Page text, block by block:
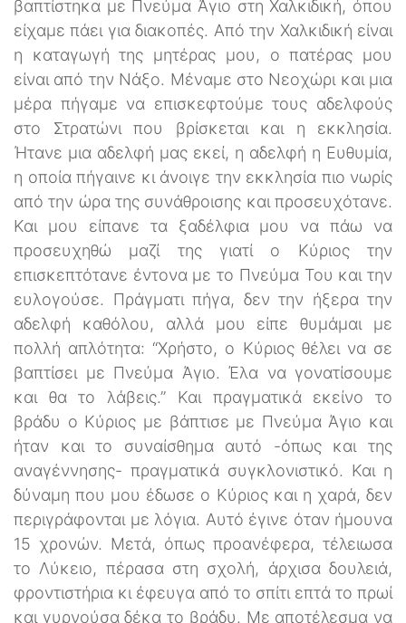
βαπτίστηκα με Πνεύμα Άγιο στη Χαλκιδική, όπου
είχαμε πάει για διακοπές. Από την Χαλκιδική είναι
η καταγωγή της μητέρας μου, ο πατέρας μου
είναι από την Νάξο. Μέναμε στο Νεοχώρι και μια
μέρα πήγαμε να επισκεφτούμε τους αδελφούς
στο Στρατώνι που βρίσκεται και η εκκλησία.
Ήτανε μια αδελφή μας εκεί, η αδελφή η Ευθυμία,
η οποία πήγαινε κι άνοιγε την εκκλησία πιο νωρίς
από την ώρα της συνάθροισης και προσευχότανε.
Και μου είπανε τα ξαδέλφια μου να πάω να
προσευχηθώ μαζί της γιατί ο Κύριος την
επισκεπτότανε έντονα με το Πνεύμα Του και την
ευλογούσε. Πράγματι πήγα, δεν την ήξερα την
αδελφή καθόλου, αλλά μου είπε θυμάμαι με
πολλή απλότητα: “Χρήστο, ο Κύριος θέλει να σε
βαπτίσει με Πνεύμα Άγιο. Έλα να γονατίσουμε
και θα το λάβεις.” Και πραγματικά εκείνο το
βράδυ ο Κύριος με βάπτισε με Πνεύμα Άγιο και
ήταν και το συναίσθημα αυτό -όπως και της
αναγέννησης- πραγματικά συγκλονιστικό. Και η
δύναμη που μου έδωσε ο Κύριος και η χαρά, δεν
περιγράφονται με λόγια. Αυτό έγινε όταν ήμουνα
15 χρονών. Μετά, όπως προανέφερα, τέλειωσα
το Λύκειο, πέρασα στη σχολή, άρχισα δουλειά,
φροντιστήρια κι έφευγα από το σπίτι επτά το πρωί
και γυρνούσα δέκα το βράδυ. Με αποτέλεσμα να